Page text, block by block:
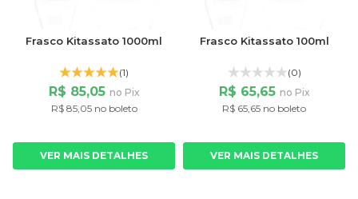
Frasco Kitassato 1000ml
(1)
R$ 85,05 no Pix
R$ 85,05 no boleto
VER MAIS DETALHES
Frasco Kitassato 100ml
(0)
R$ 65,65 no Pix
R$ 65,65 no boleto
VER MAIS DETALHES